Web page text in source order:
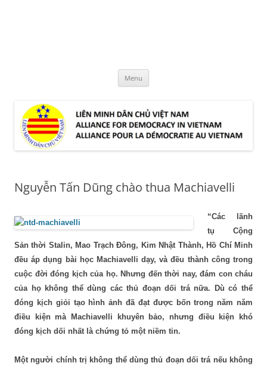
Menu
Nguyễn Tấn Dũng chào thua Machiavelli
“Các lãnh
tụ Cộng
Sản thời Stalin, Mao Trạch Đông, Kim Nhật Thành, Hồ Chí Minh
đều áp dụng bài học Machiavelli dạy, và đều thành công trong
cuộc đời đóng kịch của họ. Nhưng đến thời nay, đám con cháu
của họ không thể dùng các thủ đoạn dối trá nữa. Dù có thể
đóng kịch giỏi tạo hình ảnh đã đạt được bốn trong năm năm
điều kiện mà Machiavelli khuyên bảo, nhưng điều kiện khó
đóng kịch dối nhất là chứng tỏ một niềm tin.
Một người chính trị không thể dùng thủ đoạn dối trá nếu không